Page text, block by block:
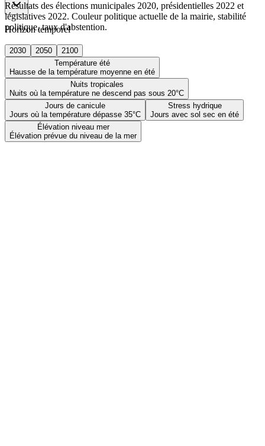
Horizon temporel
2030 2050
2100
Température été
Hausse de la température moyenne en été
Nuits tropicales
Nuits où la température ne descend pas sous 20°C
Jours de canicule
Jours où la température dépasse 35°C
Stress hydrique
Jours avec sol sec en été
Élévation niveau mer
Élévation prévue du niveau de la mer
Résultats des élections municipales 2020, présidentielles 2022 et
législatives 2022. Couleur politique actuelle de la mairie, stabilité
politique, taux d'abstention.